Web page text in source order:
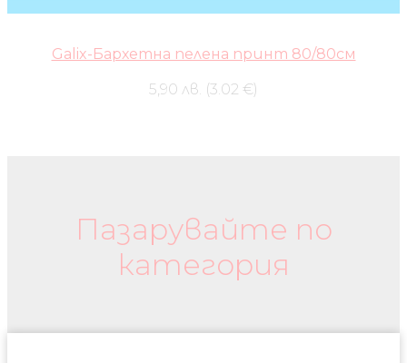
Galix-Бархетна пелена принт 80/80см
5,90 лв. (3.02 €)
Пазарувайте по
категория